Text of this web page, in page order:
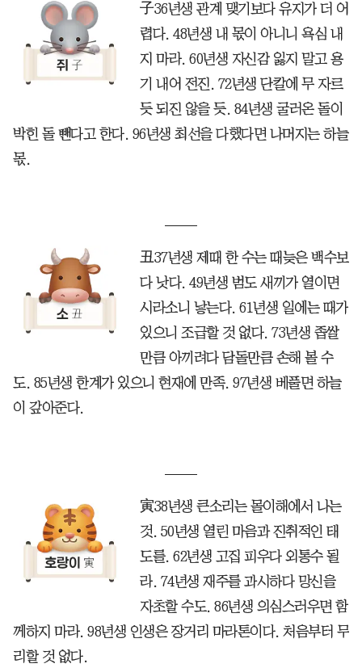
子36년생 관계 맺기보다 유지가 더 어
렵다. 48년생 내 몫이 아니니 욕심 내
지 마라. 60년생 자신감 잃지 말고 용
기 내어 전진. 72년생 단칼에 무 자르
듯 되진 않을 듯. 84년생 굴러온 돌이
박힌 돌 뺀다고 한다. 96년생 최선을 다했다면 나머지는 하늘
몫.
丑37년생 제때 한 수는 때늦은 백수보
다 낫다. 49년생 범도 새끼가 열이면
시라소니 낳는다. 61년생 일에는 때가
있으니 조급할 것 없다. 73년생 좁쌀
만큼 아끼려다 담돌만큼 손해 볼 수
도. 85년생 한계가 있으니 현재에 만족. 97년생 베풀면 하늘
이 갚아준다.
寅38년생 큰소리는 몰이해에서 나는
것. 50년생 열린 마음과 진취적인 태
도를. 62년생 고집 피우다 외통수 될
라. 74년생 재주를 과시하다 망신을
자초할 수도. 86년생 의심스러우면 함
께하지 마라. 98년생 인생은 장거리 마라톤이다. 처음부터 무
리할 것 없다.